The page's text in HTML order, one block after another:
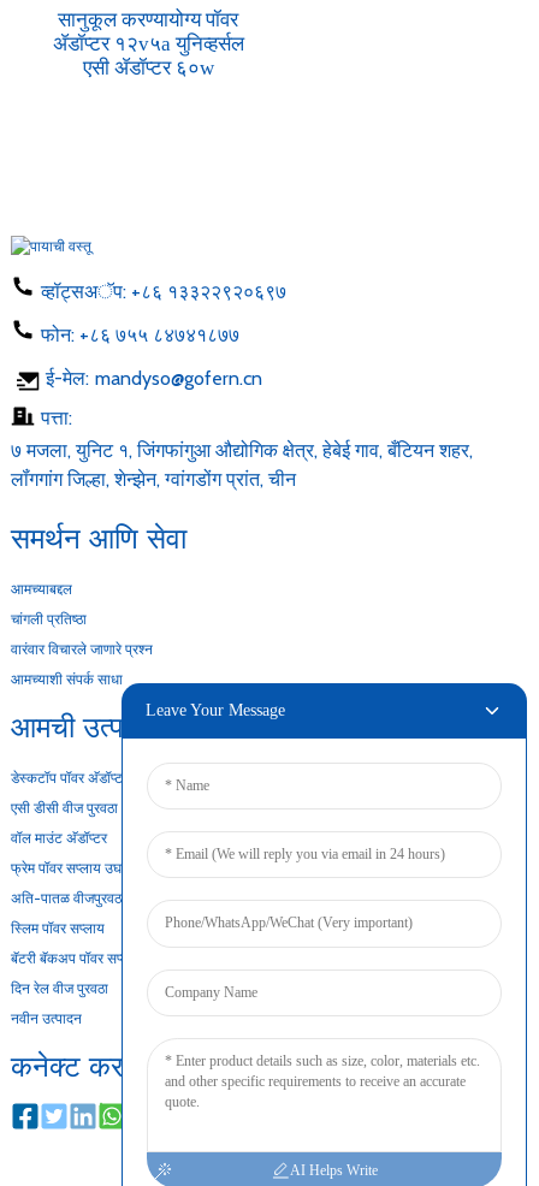
सानुकूल करण्यायोग्य पॉवर
अ‍ॅडॉप्टर १२v५a युनिव्हर्सल
एसी अ‍ॅडॉप्टर ६०w
व्हॉट्सअॅप: +८६ १३३२२९२०६९७
फोन: +८६ ७५५ ८४७४१८७७
ई-मेल: mandyso@gofern.cn
पत्ता:
७ मजला, युनिट १, जिंगफांगुआ औद्योगिक क्षेत्र, हेबेई गाव, बँटियन शहर,
लॉंगगांग जिल्हा, शेन्झेन, ग्वांगडोंग प्रांत, चीन
समर्थन आणि सेवा
आमच्याबद्दल
चांगली प्रतिष्ठा
वारंवार विचारले जाणारे प्रश्न
आमच्याशी संपर्क साधा
आमची उत्पादने
डेस्कटॉप पॉवर अ‍ॅडॉप्टर
एसी डीसी वीज पुरवठा
वॉल माउंट अ‍ॅडॉप्टर
फ्रेम पॉवर सप्लाय उघडा
अति-पातळ वीजपुरवठा
स्लिम पॉवर सप्लाय
बॅटरी बॅकअप पॉवर सप्लाय
दिन रेल वीज पुरवठा
नवीन उत्पादन
कनेक्ट करा
Leave Your Message
AI Helps Write